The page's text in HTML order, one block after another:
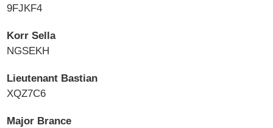
9FJKF4
Korr Sella
NGSEKH
Lieutenant Bastian
XQZ7C6
Major Brance